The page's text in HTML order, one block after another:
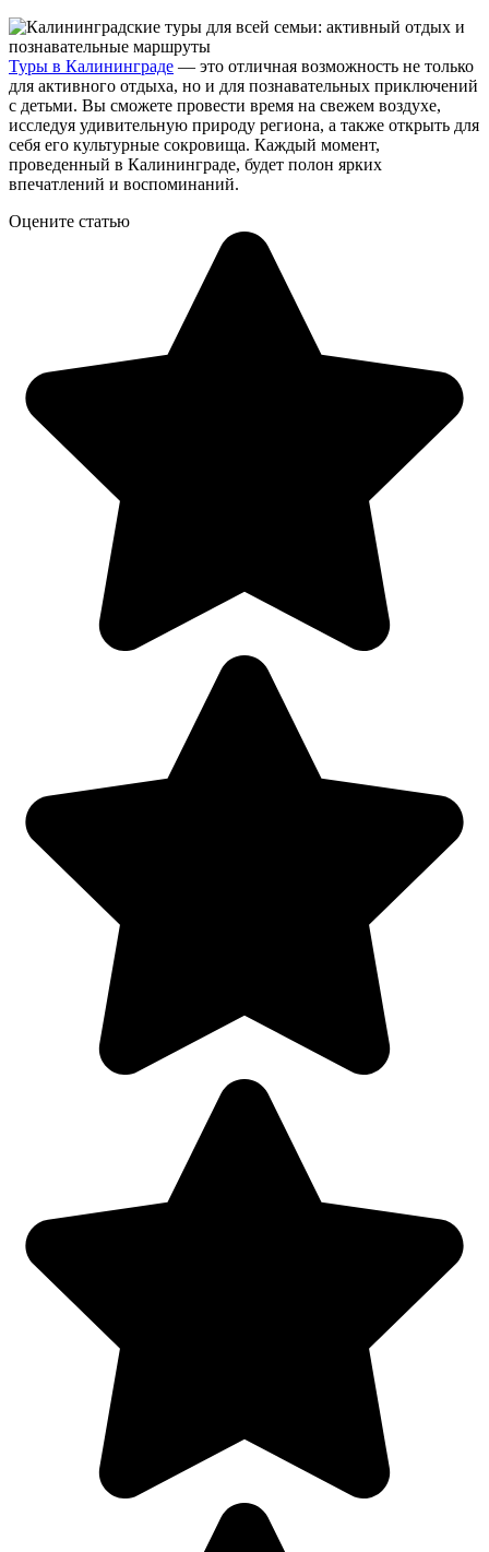
Туры в Калининграде — это отличная возможность не только
для активного отдыха, но и для познавательных приключений
с детьми. Вы сможете провести время на свежем воздухе,
исследуя удивительную природу региона, а также открыть для
себя его культурные сокровища. Каждый момент,
проведенный в Калининграде, будет полон ярких
впечатлений и воспоминаний.
Оцените статью